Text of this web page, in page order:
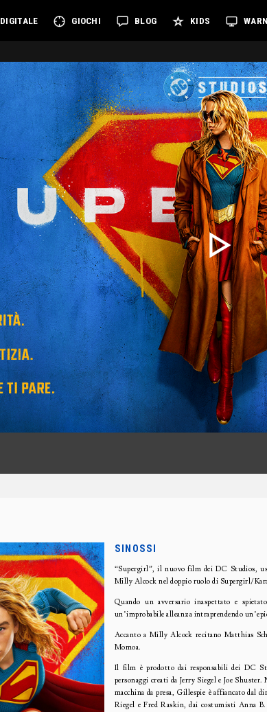
DIGITALE GIOCHI BLOG KIDS
SINOSSI
“Supergirl”, il nuovo film dei DC Studios,
Milly Alcock nel doppio ruolo di Supergirl/
Quando un avversario inaspettato e
un’improbabile alleanza intraprendendo
Accanto a Milly Alcock recitano Matthias
Momoa.
Il film è prodotto dai responsabili dei DC
personaggi creati da Jerry Siegel e Joe
macchina da presa, Gillespie è affiancato dal
Riegel e Fred Raskin, dai costumisti Anna